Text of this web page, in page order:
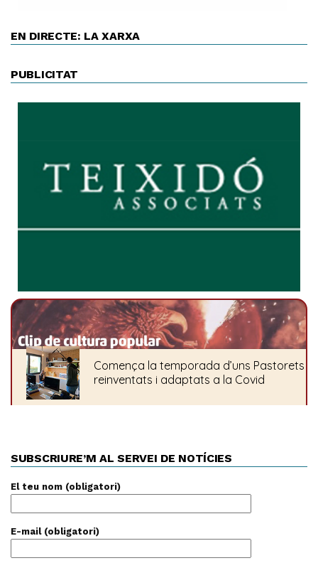
EN DIRECTE: LA XARXA
PUBLICITAT
SUBSCRIURE’M AL SERVEI DE NOTÍCIES
El teu nom (obligatori)
E-mail (obligatori)